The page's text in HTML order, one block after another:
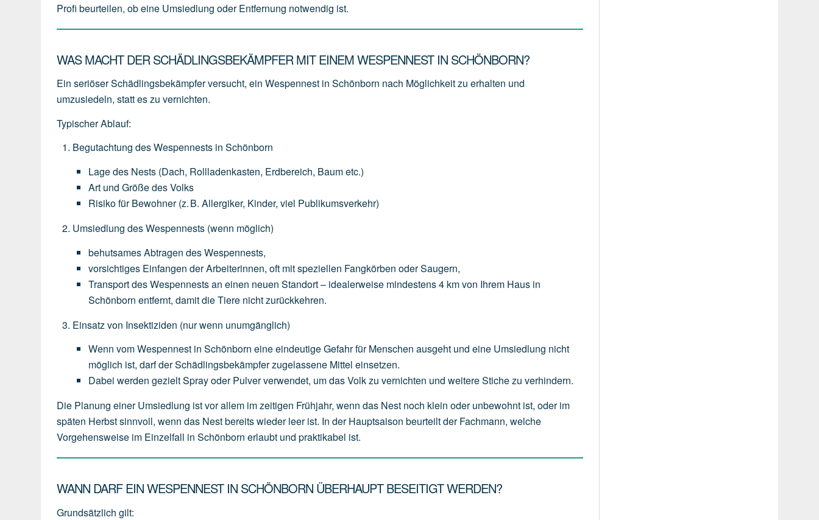
Profi beurteilen, ob eine Umsiedlung oder Entfernung notwendig ist.
WAS MACHT DER SCHÄDLINGSBEKÄMPFER MIT EINEM WESPENNEST IN SCHÖNBORN?
Ein seriöser Schädlingsbekämpfer versucht, ein Wespennest in Schönborn nach Möglichkeit zu erhalten und
umzusiedeln, statt es zu vernichten.
Typischer Ablauf:
Begutachtung des Wespennests in Schönborn
Lagedes Nests (Dach, Rollladenkasten, Erdbereich, Baumetc.)
Art und GrößedesVolks
Risikofür Bewohner (z.B. Allergiker, Kinder, viel Publikumsverkehr)
Umsiedlung des Wespennests (wenn möglich)
behutsamesAbtragen desWespennests,
vorsichtiges Einfangen derArbeiterinnen, oft mitspeziellen Fangkörben oderSaugern,
TransportdesWespennestsan einen neuen Standort– idealerweise mindestens4 kmvon Ihrem Haus in
Schönborn entfernt, damitdieTiere nichtzurückkehren.
Einsatz von Insektiziden (nurwenn unumgänglich)
Wenn vomWespennest in Schönborn eineeindeutigeGefahrfür Menschen ausgeht und eine Umsiedlung nicht
möglich ist, darfderSchädlingsbekämpferzugelassene Mittel einsetzen.
Dabei werden gezieltSprayoder Pulververwendet, umdasVolkzu vernichten und weitereStichezu verhindern.
Die Planung einer Umsiedlung ist vor allem im zeitigen Frühjahr, wenn das Nest noch klein oder unbewohnt ist, oder im
späten Herbst sinnvoll, wenn das Nest bereits wieder leer ist. In der Hauptsaison beurteilt der Fachmann, welche
Vorgehensweise im Einzelfall in Schönborn erlaubt und praktikabel ist.
WANN DARF EIN WESPENNEST IN SCHÖNBORN ÜBERHAUPT BESEITIGT WERDEN?
Grundsätzlich gilt: